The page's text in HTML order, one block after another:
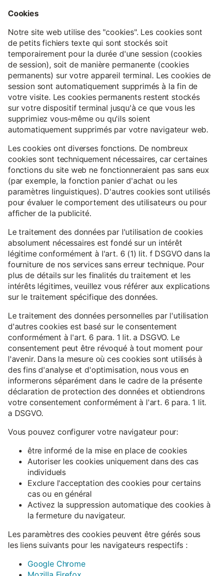
Cookies
Notre site web utilise des "cookies". Les cookies sont
de petits fichiers texte qui sont stockés soit
temporairement pour la durée d'une session (cookies
de session), soit de manière permanente (cookies
permanents) sur votre appareil terminal. Les cookies de
session sont automatiquement supprimés à la fin de
votre visite. Les cookies permanents restent stockés
sur votre dispositif terminal jusqu'à ce que vous les
supprimiez vous-même ou qu'ils soient
automatiquement supprimés par votre navigateur web.
Les cookies ont diverses fonctions. De nombreux
cookies sont techniquement nécessaires, car certaines
fonctions du site web ne fonctionneraient pas sans eux
(par exemple, la fonction panier d'achat ou les
paramètres linguistiques). D'autres cookies sont utilisés
pour évaluer le comportement des utilisateurs ou pour
afficher de la publicité.
Le traitement des données par l'utilisation de cookies
absolument nécessaires est fondé sur un intérêt
légitime conformément à l'art. 6 (1) lit. f DSGVO dans la
fourniture de nos services sans erreur technique. Pour
plus de détails sur les finalités du traitement et les
intérêts légitimes, veuillez vous référer aux explications
sur le traitement spécifique des données.
Le traitement des données personnelles par l'utilisation
d'autres cookies est basé sur le consentement
conformément à l'art. 6 para. 1 lit. a DSGVO. Le
consentement peut être révoqué à tout moment pour
l'avenir. Dans la mesure où ces cookies sont utilisés à
des fins d'analyse et d'optimisation, nous vous en
informerons séparément dans le cadre de la présente
déclaration de protection des données et obtiendrons
votre consentement conformément à l'art. 6 para. 1 lit.
a DSGVO.
Vous pouvez configurer votre navigateur pour:
être informé de la mise en place de cookies
Autoriser les cookies uniquement dans des cas
individuels
Exclure l'acceptation des cookies pour certains
cas ou en général
Activez la suppression automatique des cookies à
la fermeture du navigateur.
Les paramètres des cookies peuvent être gérés sous
les liens suivants pour les navigateurs respectifs :
Google Chrome